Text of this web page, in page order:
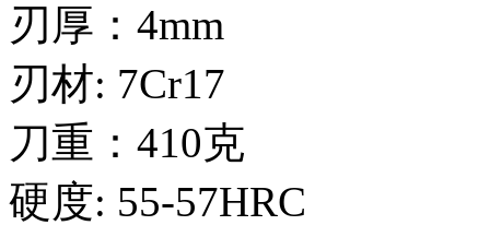
刃厚：4mm
刃材: 7Cr17
刀重：410克
硬度: 55-57HRC